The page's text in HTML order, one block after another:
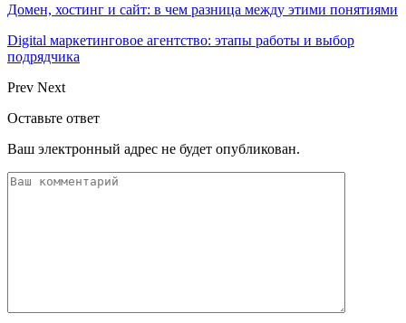
Домен, хостинг и сайт: в чем разница между этими понятиями
Digital маркетинговое агентство: этапы работы и выбор
подрядчика
Prev Next
Оставьте ответ
Ваш электронный адрес не будет опубликован.